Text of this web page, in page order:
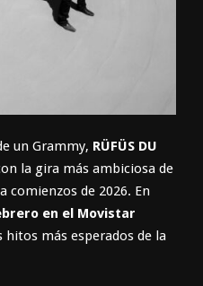
un Grammy, RÜFÜS DU
la gira más ambiciosa de
comienzos de 2026. En
en el Movistar
hitos más esperados de la